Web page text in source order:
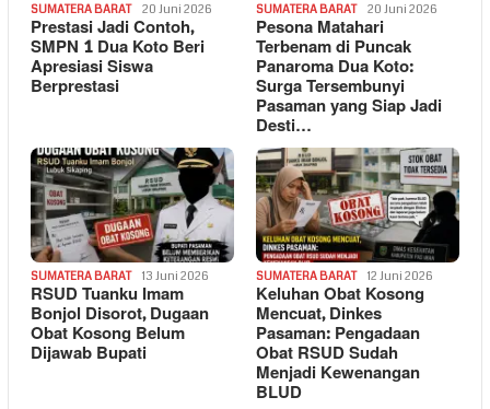
SUMATERA BARAT 20 Juni 2026
Prestasi Jadi Contoh,
SMPN 1 Dua Koto Beri
Apresiasi Siswa
Berprestasi
SUMATERA BARAT 20 Juni 2026
Pesona Matahari
Terbenam di Puncak
Panaroma Dua Koto:
Surga Tersembunyi
Pasaman yang Siap Jadi
Desti…
SUMATERA BARAT 13 Juni 2026
RSUD Tuanku Imam
Bonjol Disorot, Dugaan
Obat Kosong Belum
Dijawab Bupati
SUMATERA BARAT 12 Juni 2026
Keluhan Obat Kosong
Mencuat, Dinkes
Pasaman: Pengadaan
Obat RSUD Sudah
Menjadi Kewenangan
BLUD